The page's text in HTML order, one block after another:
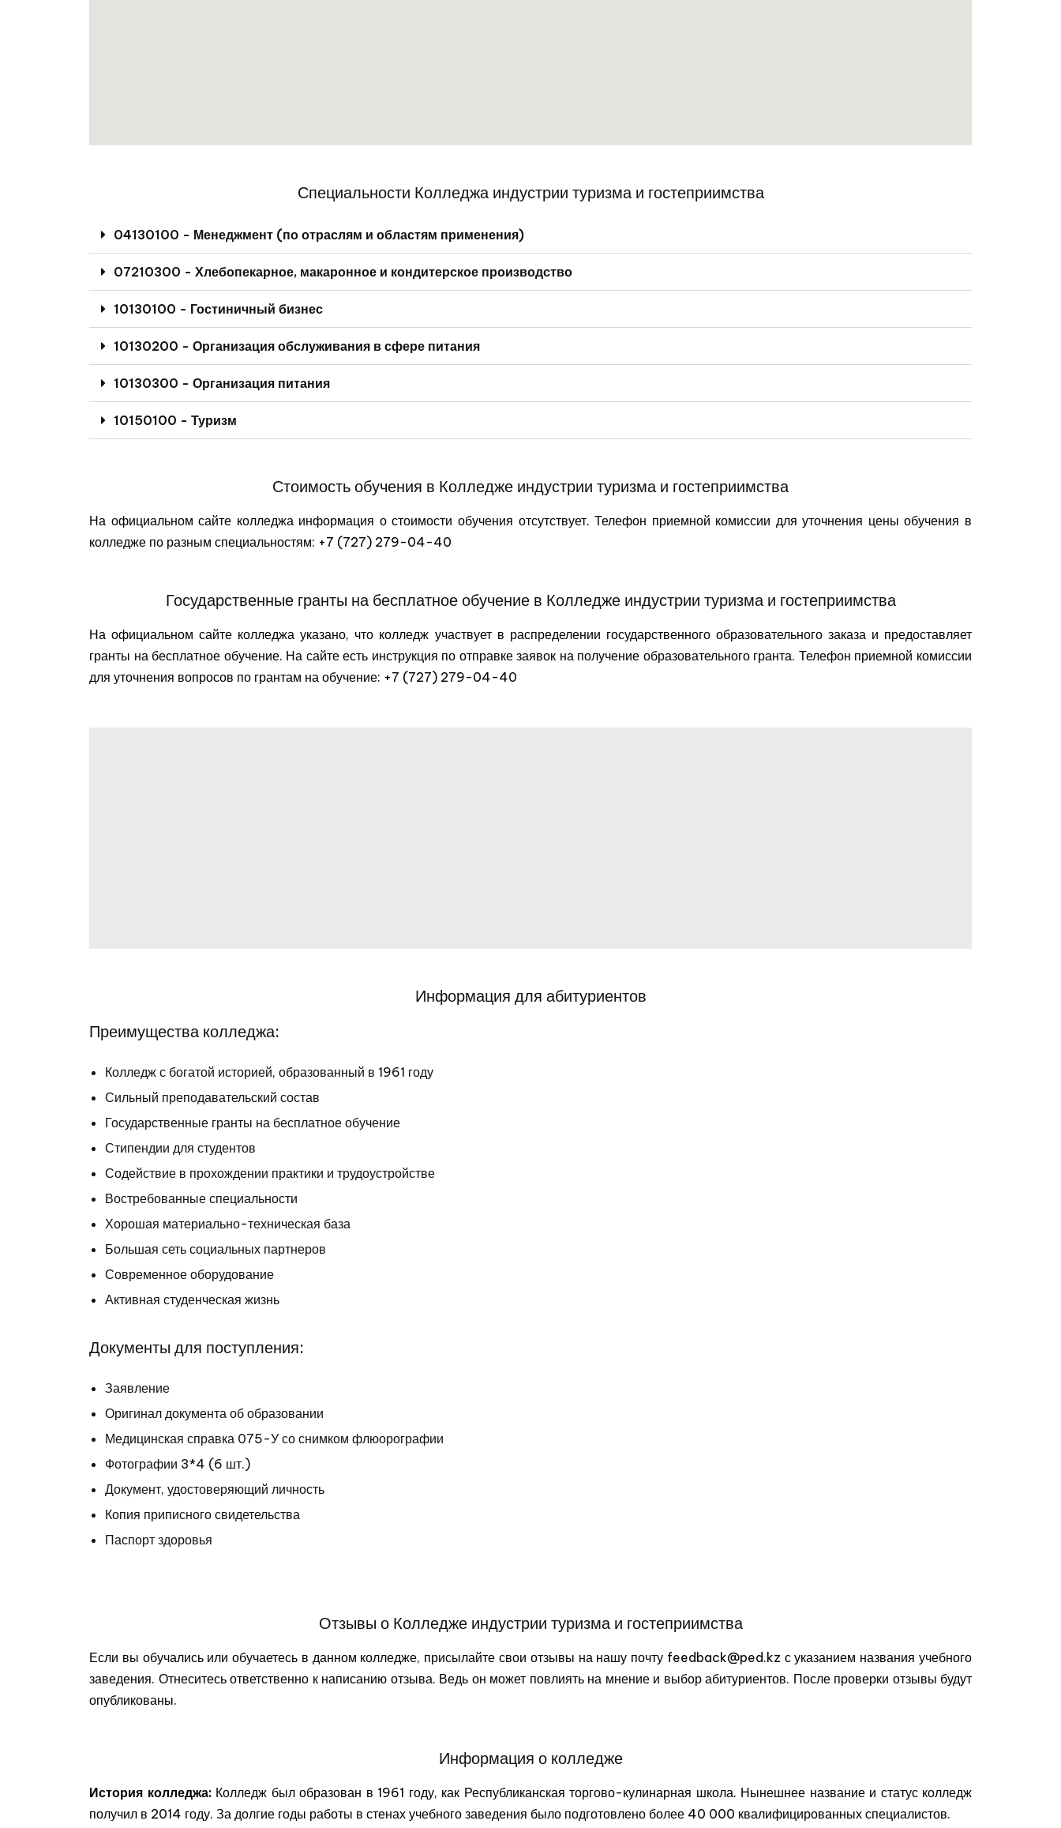
Специальности Колледжа индустрии туризма и гостеприимства
04130100 - Менеджмент (по отраслям и областям применения)
07210300 - Хлебопекарное, макаронное и кондитерское производство
10130100 - Гостиничный бизнес
10130200 - Организация обслуживания в сфере питания
10130300 - Организация питания
10150100 - Туризм
Стоимость обучения в Колледже индустрии туризма и гостеприимства
На официальном сайте колледжа информация о стоимости обучения отсутствует. Телефон приемной комиссии для уточнения цены обучения в
колледже по разным специальностям: +7 (727) 279-04-40
Государственные гранты на бесплатное обучение в Колледже индустрии туризма и гостеприимства
На официальном сайте колледжа указано, что колледж участвует в распределении государственного образовательного заказа и предоставляет
гранты на бесплатное обучение. На сайте есть инструкция по отправке заявок на получение образовательного гранта. Телефон приемной комиссии
для уточнения вопросов по грантам на обучение: +7 (727) 279-04-40
Информация для абитуриентов
Преимущества колледжа:
Колледж с богатой историей, образованный в 1961 году
Сильный преподавательский состав
Государственные гранты на бесплатное обучение
Стипендии для студентов
Содействие в прохождении практики и трудоустройстве
Востребованные специальности
Хорошая материально-техническая база
Большая сеть социальных партнеров
Современное оборудование
Активная студенческая жизнь
Документы для поступления:
Заявление
Оригинал документа об образовании
Медицинская справка 075-У со снимком флюорографии
Фотографии 3*4 (6 шт.)
Документ, удостоверяющий личность
Копия приписного свидетельства
Паспорт здоровья
Отзывы о Колледже индустрии туризма и гостеприимства
Если вы обучались или обучаетесь в данном колледже, присылайте свои отзывы на нашу почту feedback@ped.kz с указанием названия учебного
заведения. Отнеситесь ответственно к написанию отзыва. Ведь он может повлиять на мнение и выбор абитуриентов. После проверки отзывы будут
опубликованы.
Информация о колледже
История колледжа:Колледж был образован в 1961 году, как Республиканская торгово-кулинарная школа. Нынешнее название и статус колледж
получил в 2014 году. За долгие годы работы в стенах учебного заведения было подготовлено более 40 000 квалифицированных специалистов.